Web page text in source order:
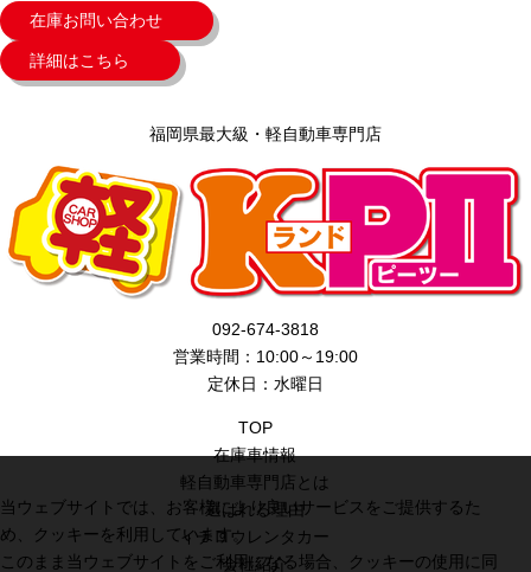
在庫お問い合わせ
詳細はこちら
福岡県最大級・軽自動車専門店
092-674-3818
営業時間：10:00～19:00
定休日：水曜日
TOP
在庫車情報
軽自動車専門店とは
選ばれる理由
イチロウレンタカー
会社紹介
当ウェブサイトでは、お客様により良いサービスをご提供するた
め、クッキーを利用しています。
このまま当ウェブサイトをご利用になる場合、クッキーの使用に同